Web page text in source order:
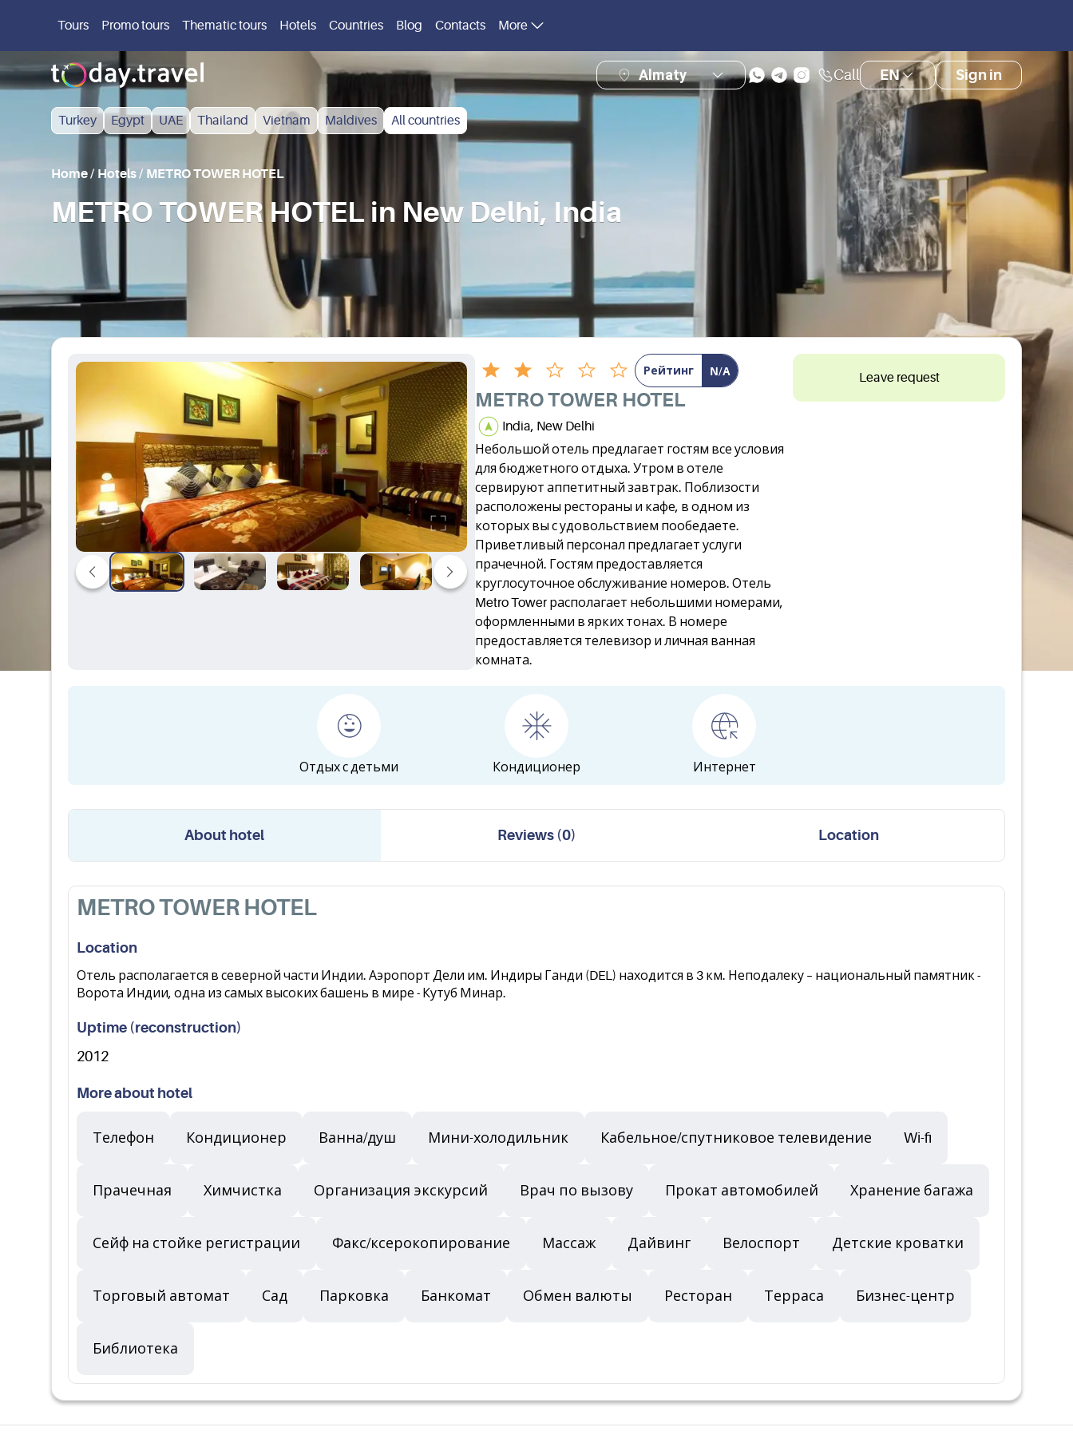
Tours Promo tours Thematic tours Hotels Countries Blog Contacts More
Almaty Call EN Sign in
Turkey Egypt UAE Thailand Vietnam Maldives All countries
Home/ Hotels/ METRO TOWER HOTEL
METRO TOWER HOTEL in New Delhi, India
Рейтинг N/A
METRO TOWER HOTEL
India, New Delhi
Небольшой отель предлагает гостям все условия
для бюджетного отдыха. Утром в отеле
сервируют аппетитный завтрак. Поблизости
расположены рестораны и кафе, в одном из
которых вы с удовольствием пообедаете.
Приветливый персонал предлагает услуги
прачечной. Гостям предоставляется
круглосуточное обслуживание номеров. Отель
Metro Tower располагает небольшими номерами,
оформленными в ярких тонах. В номере
предоставляется телевизор и личная ванная
комната.
Leave request
Отдых с детьми Кондиционер Интернет
About hotel Reviews(0) Location
METRO TOWER HOTEL
Location
Отель располагается в северной части Индии. Аэропорт Дели им. Индиры Ганди (DEL) находится в 3 км. Неподалеку – национальный памятник -
Ворота Индии, одна из самых высоких башень в мире - Кутуб Минар.
Uptime (reconstruction)
2012
More about hotel
Телефон Кондиционер Ванна/душ Мини-холодильник Кабельное/спутниковое телевидение Wi-fi
Прачечная Химчистка Организация экскурсий Врач по вызову Прокат автомобилей Хранение багажа
Сейф на стойке регистрации Факс/ксерокопирование Массаж Дайвинг Велоспорт Детские кроватки
Торговый автомат Сад Парковка Банкомат Обмен валюты Ресторан Терраса Бизнес-центр
Библиотека